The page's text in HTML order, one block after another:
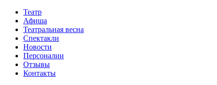
Театр
Афиша
Театральная весна
Спектакли
Новости
Персоналии
Отзывы
Контакты